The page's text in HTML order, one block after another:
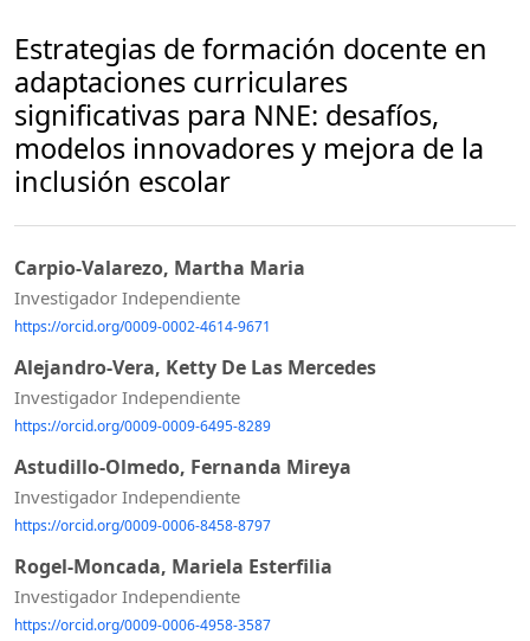
Estrategias de formación docente en
adaptaciones curriculares
significativas para NNE: desafíos,
modelos innovadores y mejora de la
inclusión escolar
Carpio-Valarezo, Martha Maria
Investigador Independiente
https://orcid.org/0009-0002-4614-9671
Alejandro-Vera, Ketty De Las Mercedes
Investigador Independiente
https://orcid.org/0009-0009-6495-8289
Astudillo-Olmedo, Fernanda Mireya
Investigador Independiente
https://orcid.org/0009-0006-8458-8797
Rogel-Moncada, Mariela Esterfilia
Investigador Independiente
https://orcid.org/0009-0006-4958-3587